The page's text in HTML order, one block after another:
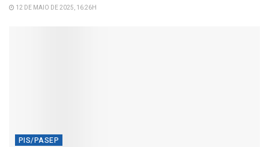
12 DE MAIO DE 2025, 16:26H
PIS/PASEP